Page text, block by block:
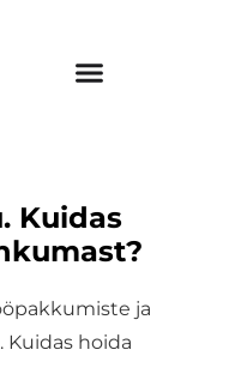
Kuidas
ja
hoida